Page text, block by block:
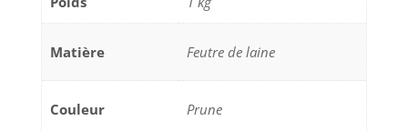
Matière Feutre de laine
Couleur Prune